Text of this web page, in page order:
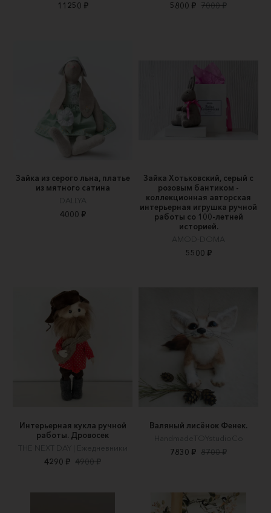
11250 ₽
5800 ₽ 7000 ₽
Зайка из серого льна, платье
из мятного сатина
DALLYA
4000 ₽
Зайка Хотьковский, серый с
розовым бантиком -
коллекционная авторская
интерьерная игрушка ручной
работы со 100-летней
историей.
AMOD-DOMA
5500 ₽
Интерьерная кукла ручной
работы. Дровосек
THE NEXT DAY | Ежедневники
4290 ₽ 4900 ₽
Валяный лисёнок Фенек.
HandmadeTOYstudioCo
7830 ₽ 8700 ₽